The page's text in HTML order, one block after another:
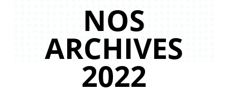
NOS
ARCHIVES
2022